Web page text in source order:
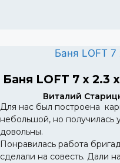
Баня LOFT 7 х 2.3
Виталий
Для нас был построена
небольшой, но получилась
довольны.
Понравилась работа
сделали на совесть. Дали